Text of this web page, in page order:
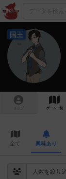
国王
トップ ゲーム一覧
全て 興味あり